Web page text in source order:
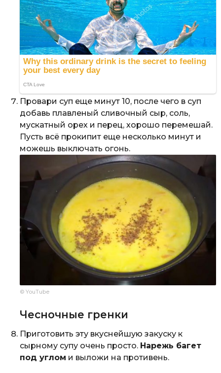
Провари суп еще минут 10, после чего в суп
добавь плавленый сливочный сыр, соль,
мускатный орех и перец, хорошо перемешай.
Пусть всё прокипит еще несколько минут и
можешь выключать огонь.
© YouTube
Чесночные гренки
Приготовить эту вкуснейшую закуску к
сырному супу очень просто. Нарежь багет
под углом и выложи на противень.